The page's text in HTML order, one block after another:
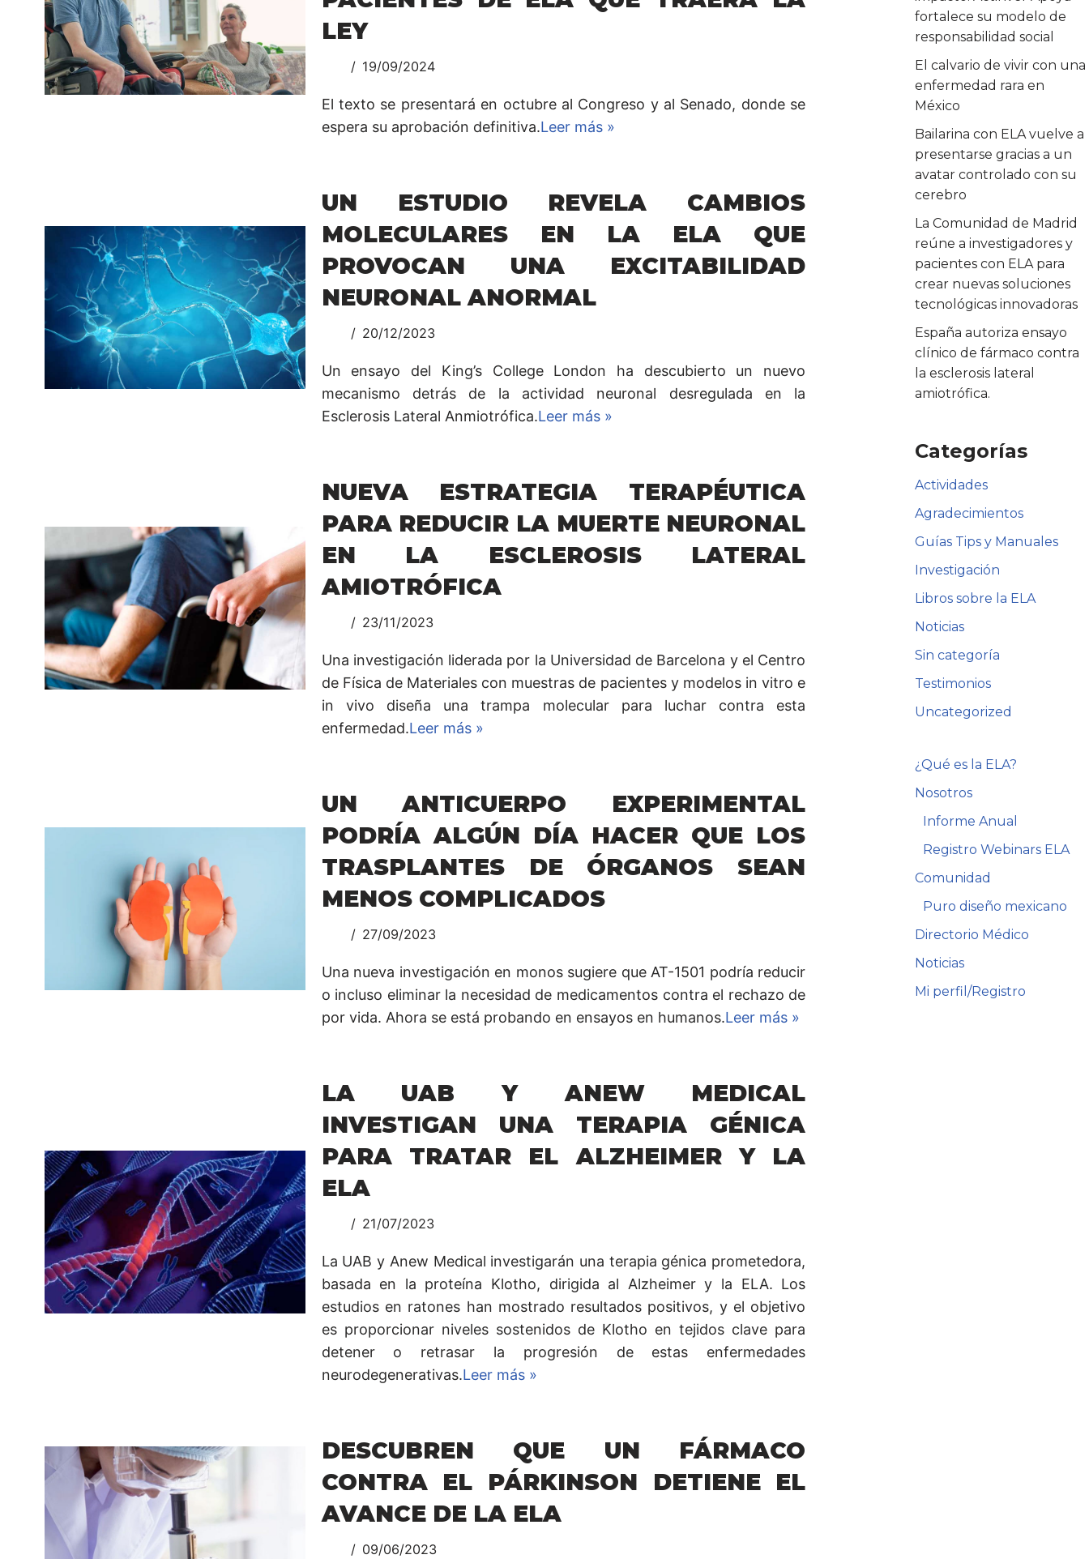
LEY
19/09/2024
El texto se presentará en octubre al Congreso y al Senado, donde se
espera su aprobación definitiva.Leer más »
UN ESTUDIO REVELA CAMBIOS
MOLECULARES EN LA ELA QUE
PROVOCAN UNA EXCITABILIDAD
NEURONAL ANORMAL
20/12/2023
Un ensayo del King’s College London ha descubierto un nuevo
mecanismo detrás de la actividad neuronal desregulada en la
Esclerosis Lateral Anmiotrófica.Leer más »
NUEVA ESTRATEGIA TERAPÉUTICA
PARA REDUCIR LA MUERTE NEURONAL
EN LA ESCLEROSIS LATERAL
AMIOTRÓFICA
23/11/2023
Una investigación liderada por la Universidad de Barcelona y el Centro
de Física de Materiales con muestras de pacientes y modelos in vitro e
in vivo diseña una trampa molecular para luchar contra esta
enfermedad.Leer más »
UN ANTICUERPO EXPERIMENTAL
PODRÍA ALGÚN DÍA HACER QUE LOS
TRASPLANTES DE ÓRGANOS SEAN
MENOS COMPLICADOS
27/09/2023
Una nueva investigación en monos sugiere que AT-1501 podría reducir
o incluso eliminar la necesidad de medicamentos contra el rechazo de
por vida. Ahora se está probando en ensayos en humanos.Leer más »
LA UAB Y ANEW MEDICAL
INVESTIGAN UNA TERAPIA GÉNICA
PARA TRATAR EL ALZHEIMER Y LA
ELA
21/07/2023
La UAB y Anew Medical investigarán una terapia génica prometedora,
basada en la proteína Klotho, dirigida al Alzheimer y la ELA. Los
estudios en ratones han mostrado resultados positivos, y el objetivo
es proporcionar niveles sostenidos de Klotho en tejidos clave para
detener o retrasar la progresión de estas enfermedades
neurodegenerativas.Leer más »
DESCUBREN QUE UN FÁRMACO
CONTRA EL PÁRKINSON DETIENE EL
AVANCE DE LA ELA
09/06/2023
fortalece su modelo de
responsabilidad social
El calvario de vivir con una
enfermedad rara en
México
Bailarina con ELA vuelve a
presentarse gracias a un
avatar controlado con su
cerebro
La Comunidad de Madrid
reúne a investigadores y
pacientes con ELA para
crear nuevas soluciones
tecnológicas innovadoras
España autoriza ensayo
clínico de fármaco contra
la esclerosis lateral
amiotrófica.
Categorías
Actividades
Agradecimientos
Guías Tips y Manuales
Investigación
Libros sobre la ELA
Noticias
Sin categoría
Testimonios
Uncategorized
¿Qué es la ELA?
Nosotros
Informe Anual
Registro Webinars ELA
Comunidad
Puro diseño mexicano
Directorio Médico
Noticias
Mi perfil/Registro